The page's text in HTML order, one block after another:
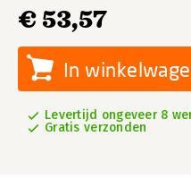
€ 53,57
In
Levertijd ongeveer 8
Gratis verzonden